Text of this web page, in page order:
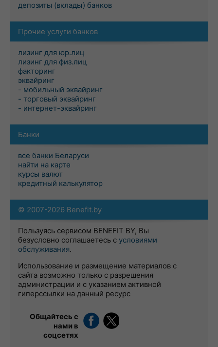
депозиты (вклады) банков
Прочие услуги банков
лизинг для юр.лиц
лизинг для физ.лиц
факторинг
эквайринг
- мобильный эквайринг
- торговый эквайринг
- интернет-эквайринг
Банки
все банки Беларуси
найти на карте
курсы валют
кредитный калькулятор
© 2007-2026 Benefit.by
Пользуясь сервисом BENEFIT BY, Вы
безусловно соглашаетесь с условиями
обслуживания.
Использование и размещение материалов с
сайта возможно только с разрешения
администрации и с указанием активной
гиперссылки на данный ресурс
Общайтесь с
нами в
соцсетях